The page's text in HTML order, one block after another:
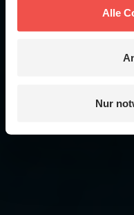
Alle
Nur